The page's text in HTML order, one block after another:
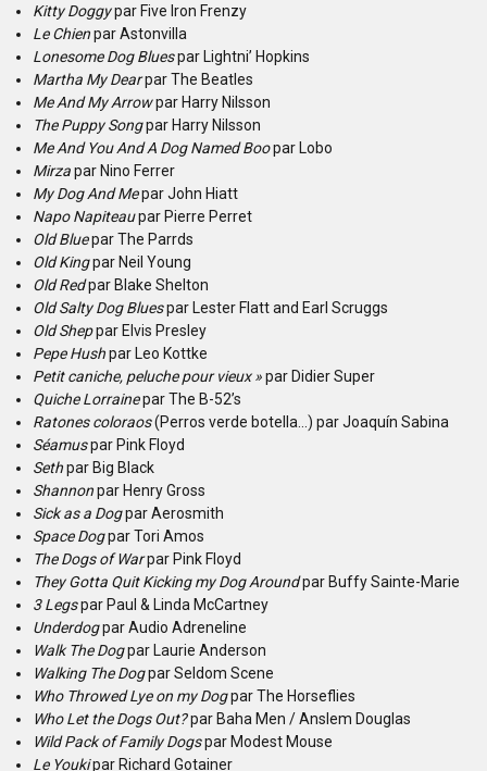
Kitty Doggypar Five Iron Frenzy
Le Chienpar Astonvilla
Lonesome Dog Bluespar Lightni’ Hopkins
Martha My Dearpar The Beatles
Me And My Arrowpar Harry Nilsson
The Puppy Songpar Harry Nilsson
Me And You And A Dog Named Boopar Lobo
Mirzapar Nino Ferrer
My Dog And Mepar John Hiatt
Napo Napiteaupar Pierre Perret
Old Bluepar The Parrds
Old Kingpar Neil Young
Old Redpar Blake Shelton
Old Salty Dog Bluespar Lester Flatt and Earl Scruggs
Old Sheppar Elvis Presley
Pepe Hushpar Leo Kottke
Petit caniche, peluche pour vieux »par Didier Super
Quiche Lorrainepar The B-52’s
Ratones coloraos(Perros verde botella…) par Joaquín Sabina
Séamuspar Pink Floyd
Sethpar Big Black
Shannonpar Henry Gross
Sick as a Dogpar Aerosmith
Space Dogpar Tori Amos
The Dogs of Warpar Pink Floyd
They Gotta Quit Kicking my Dog Aroundpar Buffy Sainte-Marie
3 Legspar Paul & Linda McCartney
Underdogpar Audio Adreneline
Walk The Dogpar Laurie Anderson
Walking The Dogpar Seldom Scene
Who Throwed Lye on my Dogpar The Horseflies
Who Let the Dogs Out?par Baha Men / Anslem Douglas
Wild Pack of Family Dogspar Modest Mouse
Le Youkipar Richard Gotainer